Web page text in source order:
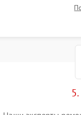
тепловизионного